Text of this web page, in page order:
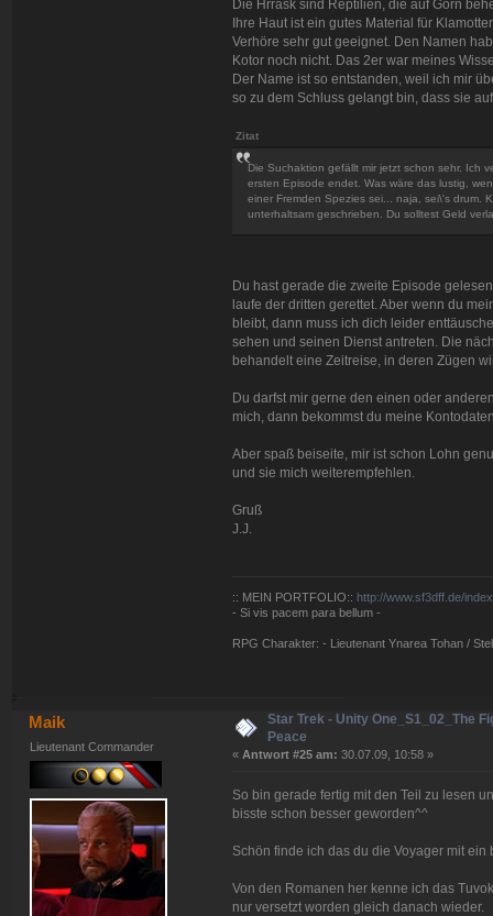
Die Hrrask sind Reptilien, die auf Gorn
Ihre Haut ist ein gutes Material für
Verhöre sehr gut geeignet. Den Namen
Kotor noch nicht. Das 2er war meines
Der Name ist so entstanden, weil ich mir
so zu dem Schluss gelangt bin, dass sie
Zitat
Die Suchaktion gefällt mir jetzt schon sehr. Ich
ersten Episode endet. Was wäre das lustig,
einer Fremden Spezies sei... naja, sei\'s drum.
unterhaltsam geschrieben. Du solltest Geld
Du hast gerade die zweite Episode
laufe der dritten gerettet. Aber wenn du
bleibt, dann muss ich dich leider
sehen und seinen Dienst antreten. Die
behandelt eine Zeitreise, in deren Zügen
Du darfst mir gerne den einen oder
mich, dann bekommst du meine
Aber spaß beiseite, mir ist schon Lohn
und sie mich weiterempfehlen.
Gruß
J.J.
:: MEIN PORTFOLIO:: http://www.sf3dff.de/
- Si vis pacem para bellum -
RPG Charakter: - Lieutenant Ynarea Tohan /
Maik
Lieutenant Commander
Star Trek - Unity One_S1_02_The
Peace
« Antwort #25 am: 30.07.09, 10:58 »
So bin gerade fertig mit den Teil zu lesen
bisste schon besser geworden^^
Schön finde ich das du die Voyager mit
Von den Romanen her kenne ich das
nur versetzt worden gleich danach wieder.